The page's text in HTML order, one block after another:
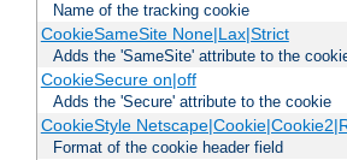
Name of the tracking cookie
CookieSameSite None|Lax|Strict
Adds the 'SameSite' attribute to the
CookieSecure on|off
Adds the 'Secure' attribute to the cookie
CookieStyle
Format of the cookie header field